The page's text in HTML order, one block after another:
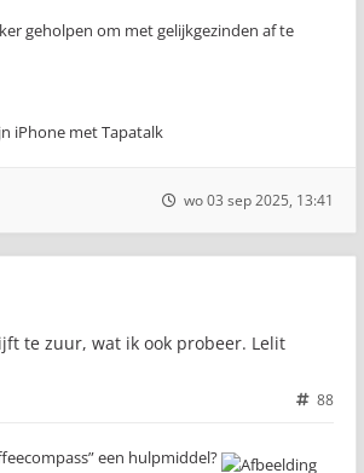
geholpen om met gelijkgezinden af te
iPhone met Tapatalk
wo 03 sep 2025, 13:41
te zuur, wat ik ook probeer. Lelit
88
een hulpmiddel?